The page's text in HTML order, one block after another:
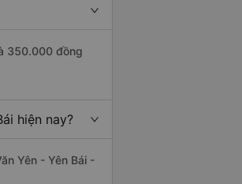
350.000 đồng
hiện nay?
Yên - Yên Bái -